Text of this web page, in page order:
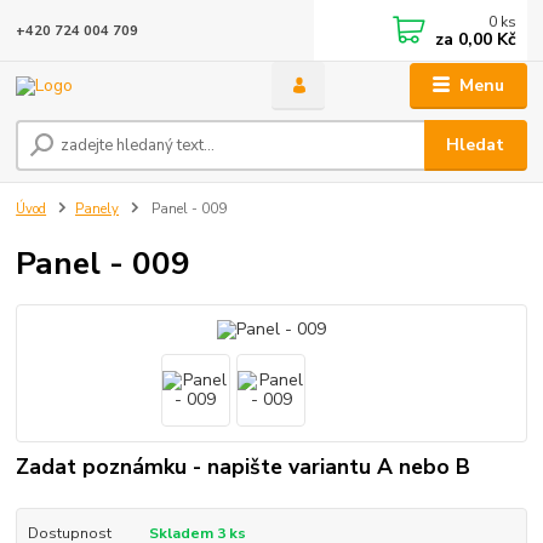
Menu
Hledat
+420 724 004 709 0 ks
za 0,00 Kč
Úvod Panely Panel - 009
Panel - 009
Zadat poznámku - napište variantu A nebo B
Dostupnost Skladem 3 ks